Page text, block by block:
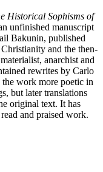
Historical Sophisms of
unfinished manuscript
Bakunin, published
and the then-
anarchist and
rewrites by Carlo
work more poetic in
but later translations
original text. It has
and praised work.